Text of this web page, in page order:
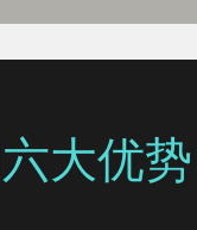
六大优势